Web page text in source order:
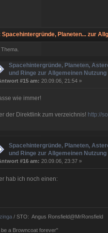
Spacehintergründe, Planeten... zur
Spacehintergründe, Planeten,
und Ringe zur Allgemeinen
#15 am: 20.09.06, 21:54 »
wie immer!
der Direktlink zum verzeichnis! http://
Spacehintergründe, Planeten,
und Ringe zur Allgemeinen
#16 am: 20.09.06, 23:37 »
hab ich noch einen:
/ STO: Angus Ronsfield@MrRonsfield
be a Browncoat forever"